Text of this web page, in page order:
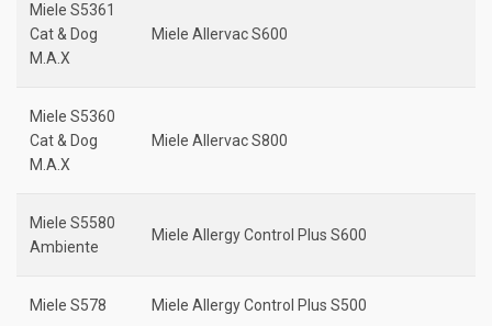
Miele S5361
Cat & Dog
M.A.X
Miele Allervac S600
Miele S5360
Cat & Dog
M.A.X
Miele Allervac S800
Miele S5580
Ambiente
Miele Allergy Control Plus S600
Miele S578 Miele Allergy Control Plus S500